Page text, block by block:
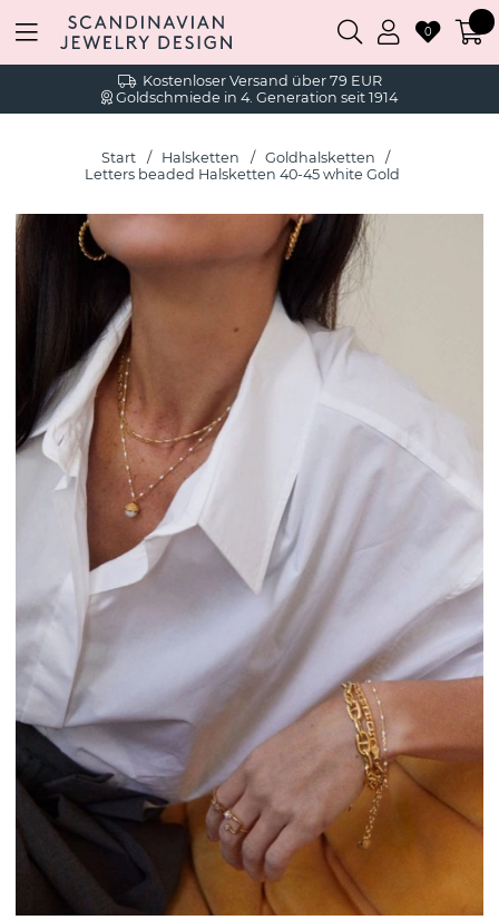
Kostenloser Versand über 79 EUR
Goldschmiede in 4. Generation seit 1914
0
Start Halsketten
Goldhalsketten
Letters beaded Halsketten 40-45 white Gold